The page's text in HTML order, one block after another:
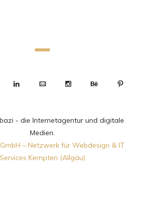
- die Internetagentur und digitale
Medien.
GmbH – Netzwerk für Webdesign & IT
Services Kempten (Allgäu)